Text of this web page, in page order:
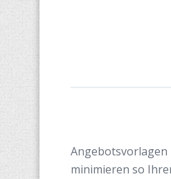
Angebotsvorlagen
minimieren so